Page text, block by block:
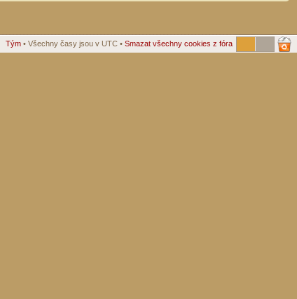
Tým • Všechny časy jsou v UTC • Smazat všechny cookies z fóra